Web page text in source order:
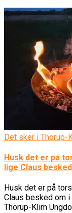
Det sker i Thorup-
Husk det er på
lige Claus
Husk det er på
Claus besked om
Thorup-Klim